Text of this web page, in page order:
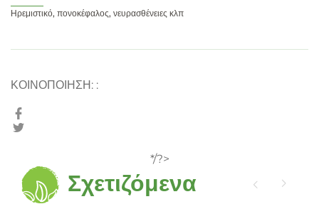
Ηρεμιστικό, πονοκέφαλος, νευρασθένειες κλπ
ΚΟΙΝΟΠΟΙΗΣΗ: :
*/?>
Σχετιζόμενα